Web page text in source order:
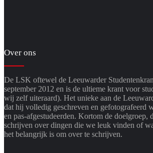
Over ons
De LSK oftewel de Leeuwarder
september 2012 en is de ultieme krant voor
wij zelf uiteraard). Het unieke aan de
dat hij volledig geschreven en gefotografeerd
en pas-afgestudeerden. Kortom de doelgroep,
schrijven over dingen die we leuk vinden of
het belangrijk is om over te schrijven.